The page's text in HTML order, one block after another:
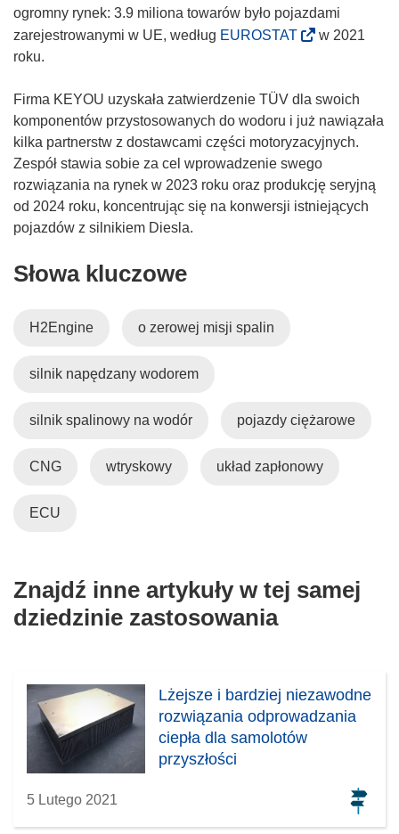
ogromny rynek: 3.9 miliona towarów było pojazdami
zarejestrowanymi w UE, według EUROSTAT(
n
o
ś
n
i
k
ę
n
k
w 2021
roku.
Firma KEYOU uzyskała zatwierdzenie TÜV dla swoich
komponentów przystosowanych do wodoru i już nawiązała
kilka partnerstw z dostawcami części motoryzacyjnych.
Zespół stawia sobie za cel wprowadzenie swego
rozwiązania na rynek w 2023 roku oraz produkcję seryjną
od 2024 roku, koncentrując się na konwersji istniejących
pojazdów z silnikiem Diesla.
Słowa kluczowe
H2Engine o zerowej misji spalin
silnik napędzany wodorem
silnik spalinowy na wodór pojazdy ciężarowe
CNG wtryskowy układ zapłonowy
ECU
Znajdź inne artykuły w tej samej
dziedzinie zastosowania
Lżejsze i bardziej niezawodne
rozwiązania odprowadzania
ciepła dla samolotów
przyszłości
5 Lutego 2021